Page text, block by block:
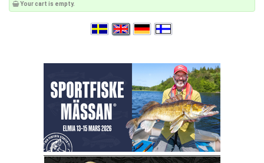
Your cart is empty.